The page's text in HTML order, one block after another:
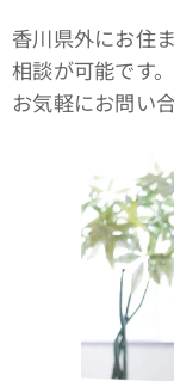
香川県外にお住
相談が可能です。
お気軽にお問い